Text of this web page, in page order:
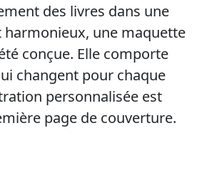
des livres dans une
une maquette
conçue. Elle comporte
changent pour chaque
personnalisée est
page de couverture.